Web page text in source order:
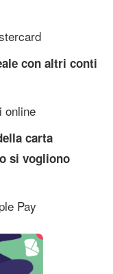
con altri conti
online
carta
si vogliono
Pay